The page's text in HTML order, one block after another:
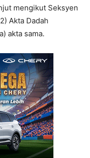
mengikut Seksyen
Akta Dadah
akta sama.